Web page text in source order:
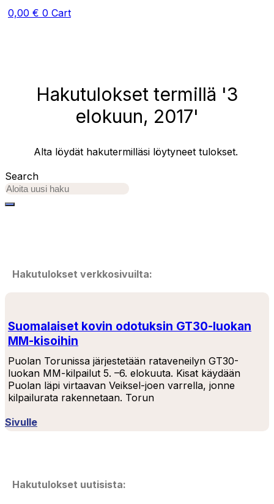
0,00 € 0 Cart
Hakutulokset termillä '3
elokuun, 2017'
Alta löydät hakutermilläsi löytyneet tulokset.
Search
Hakutulokset verkkosivuilta:
Suomalaiset kovin odotuksin GT30-luokan
MM-kisoihin
Puolan Torunissa järjestetään rataveneilyn GT30-
luokan MM-kilpailut 5. –6. elokuuta. Kisat käydään
Puolan läpi virtaavan Veiksel-joen varrella, jonne
kilpailurata rakennetaan. Torun
Sivulle
Hakutulokset uutisista: